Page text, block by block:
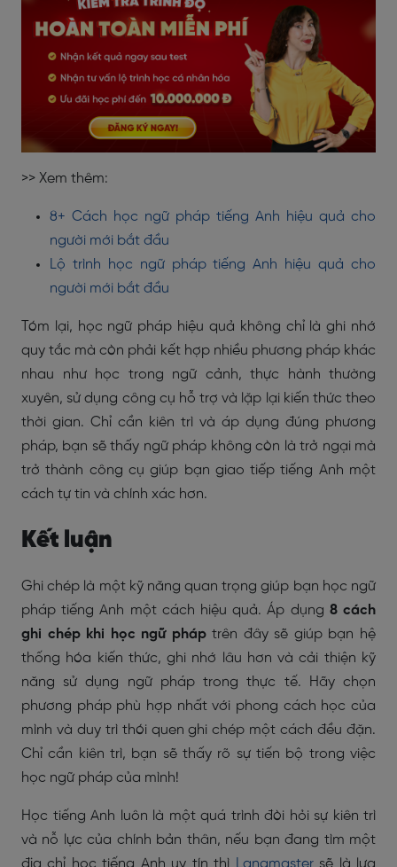
>> Xem thêm:
8+ Cách học ngữ pháp tiếng Anh hiệu quả cho
người mới bắt đầu
Lộ trình học ngữ pháp tiếng Anh hiệu quả cho
người mới bắt đầu
Tóm lại, học ngữ pháp hiệu quả không chỉ là ghi nhớ
quy tắc mà còn phải kết hợp nhiều phương pháp khác
nhau như học trong ngữ cảnh, thực hành thường
xuyên, sử dụng công cụ hỗ trợ và lặp lại kiến thức theo
thời gian. Chỉ cần kiên trì và áp dụng đúng phương
pháp, bạn sẽ thấy ngữ pháp không còn là trở ngại mà
trở thành công cụ giúp bạn giao tiếp tiếng Anh một
cách tự tin và chính xác hơn.
Kết luận
Ghi chép là một kỹ năng quan trọng giúp bạn học ngữ
pháp tiếng Anh một cách hiệu quả. Áp dụng 8 cách
ghi chép khi học ngữ pháptrên đây sẽ giúp bạn hệ
thống hóa kiến thức, ghi nhớ lâu hơn và cải thiện kỹ
năng sử dụng ngữ pháp trong thực tế. Hãy chọn
phương pháp phù hợp nhất với phong cách học của
mình và duy trì thói quen ghi chép một cách đều đặn.
Chỉ cần kiên trì, bạn sẽ thấy rõ sự tiến bộ trong việc
học ngữ pháp của mình!
Học tiếng Anh luôn là một quá trình đòi hỏi sự kiên trì
và nỗ lực của chính bản thân, nếu bạn đang tìm một